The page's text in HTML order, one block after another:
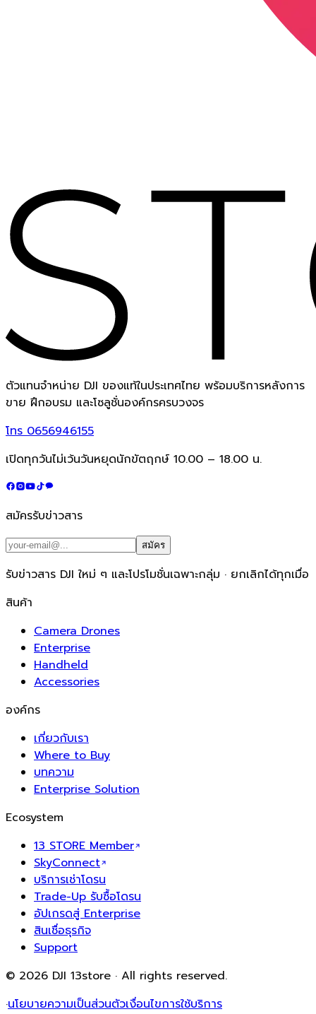
ตัวแทนจำหน่าย DJI ของแท้ในประเทศไทย พร้อมบริการหลังการ
ขาย ฝึกอบรม และโซลูชั่นองค์กรครบวงจร
โทร0656946155
เปิดทุกวันไม่เว้นวันหยุดนักขัตฤกษ์ 10.00 – 18.00 น.
สมัครรับข่าวสาร
สมัคร
รับข่าวสาร DJI ใหม่ ๆ และโปรโมชั่นเฉพาะกลุ่ม · ยกเลิกได้ทุกเมื่อ
สินค้า
Camera Drones
Enterprise
Handheld
Accessories
องค์กร
เกี่ยวกับเรา
Where to Buy
บทความ
Enterprise Solution
Ecosystem
13 STORE Member
SkyConnect
บริการเช่าโดรน
Trade-Up รับซื้อโดรน
อัปเกรดสู่ Enterprise
สินเชื่อธุรกิจ
Support
© 2026 DJI 13store · All rights reserved.
·นโยบายความเป็นส่วนตัวเงื่อนไขการใช้บริการ